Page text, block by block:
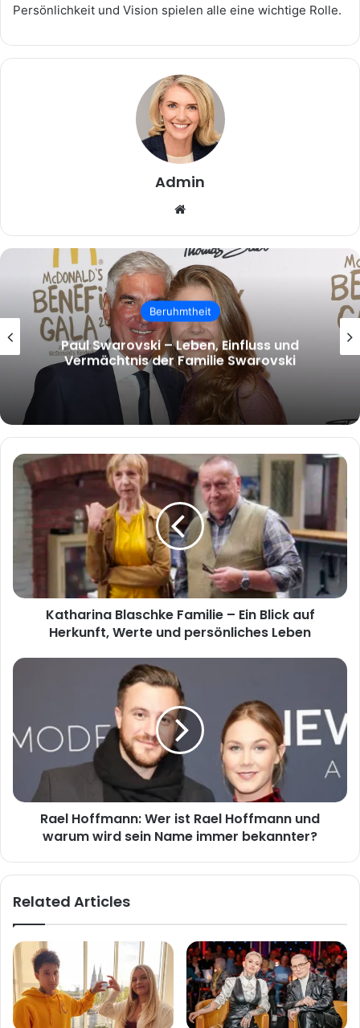
Persönlichkeit und Vision spielen alle eine wichtige Rolle.
Admin
Beruhmtheit
malcolm.mcrae – Wer ist Malcolm
McRae und warum wächst das Interesse
an ihm?
Katharina
Blaschke
Herkunft,
Werte
persönliches
Katharina Blaschke Familie – Ein Blick auf
Herkunft, Werte und persönliches Leben
Rael
Rael
Hoffmann
warum
wird
Rael Hoffmann: Wer ist Rael Hoffmann und
warum wird sein Name immer bekannter?
Related Articles